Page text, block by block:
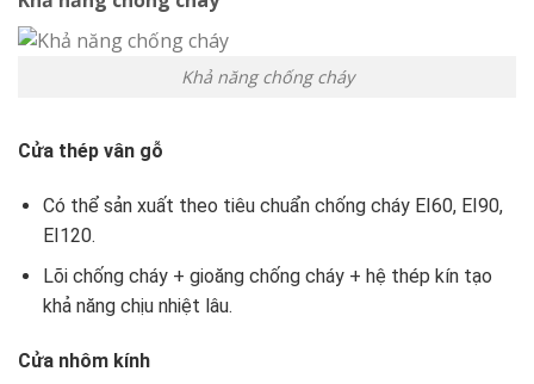
Khả năng chống cháy
Cửa thép vân gỗ
Có thể sản xuất theo tiêu chuẩn chống cháy EI60, EI90,
EI120.
Lõi chống cháy + gioăng chống cháy + hệ thép kín tạo
khả năng chịu nhiệt lâu.
Cửa nhôm kính